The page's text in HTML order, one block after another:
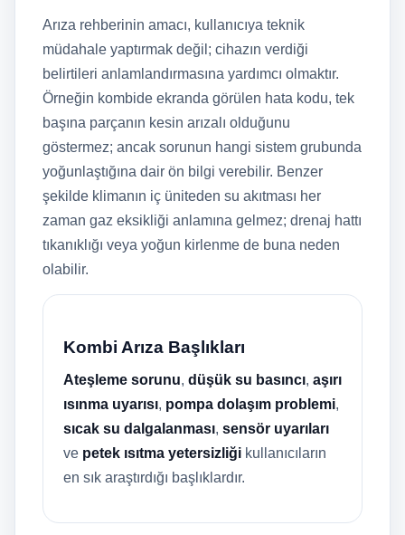
Arıza rehberinin amacı, kullanıcıya teknik
müdahale yaptırmak değil; cihazın verdiği
belirtileri anlamlandırmasına yardımcı olmaktır.
Örneğin kombide ekranda görülen hata kodu, tek
başına parçanın kesin arızalı olduğunu
göstermez; ancak sorunun hangi sistem grubunda
yoğunlaştığına dair ön bilgi verebilir. Benzer
şekilde klimanın iç üniteden su akıtması her
zaman gaz eksikliği anlamına gelmez; drenaj hattı
tıkanıklığı veya yoğun kirlenme de buna neden
olabilir.
Kombi Arıza Başlıkları
Ateşleme sorunu, düşük su basıncı, aşırı
ısınma uyarısı, pompa dolaşım problemi,
sıcak su dalgalanması, sensör uyarıları
ve petek ısıtma yetersizliği kullanıcıların
en sık araştırdığı başlıklardır.